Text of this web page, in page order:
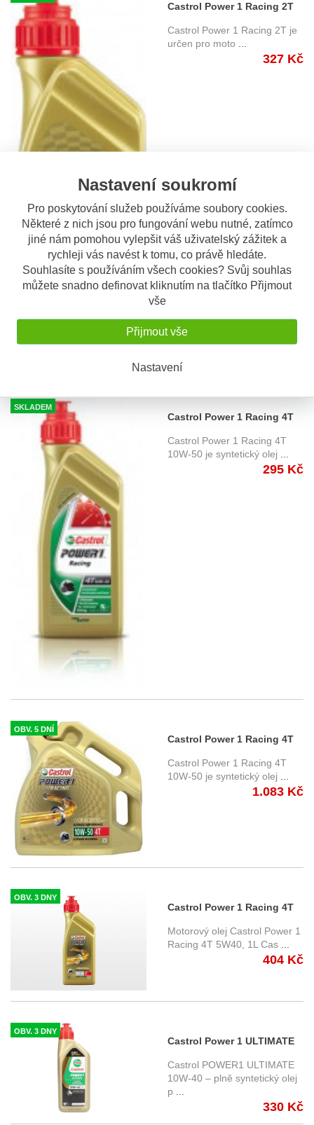
Nastavení soukromí
Pro poskytování služeb používáme soubory cookies.
Některé z nich jsou pro fungování webu nutné, zatímco
jiné nám pomohou vylepšit váš uživatelský zážitek a
rychleji vás navést k tomu, co právě hledáte.
Souhlasíte s používáním všech cookies? Svůj souhlas
můžete snadno definovat kliknutím na tlačítko Přijmout
vše
Přijmout vše
Nastavení
Castrol Power 1 Racing 2T
Castrol Power 1 Racing 2T je
určen pro moto
327 Kč
SKLADEM
Castrol Power 1 Racing 4T
10W50 1 ltr.
Castrol Power 1 Racing 4T
10W-50 je syntetický olej
295 Kč
OBV. 5 DNÍ
Castrol Power 1 Racing 4T
10W50 4 ltr.
Castrol Power 1 Racing 4T
10W-50 je syntetický olej
1.083 Kč
OBV. 3 DNY
Castrol Power 1 Racing 4T
5W40, 1l.
Motorový olej Castrol Power 1
Racing 4T 5W40, 1L Cas
404 Kč
OBV. 3 DNY
Castrol Power 1 ULTIMATE
4T 10W40 1 ltr.
Castrol POWER1 ULTIMATE
10W-40 – plně syntetický olej
p
330 Kč